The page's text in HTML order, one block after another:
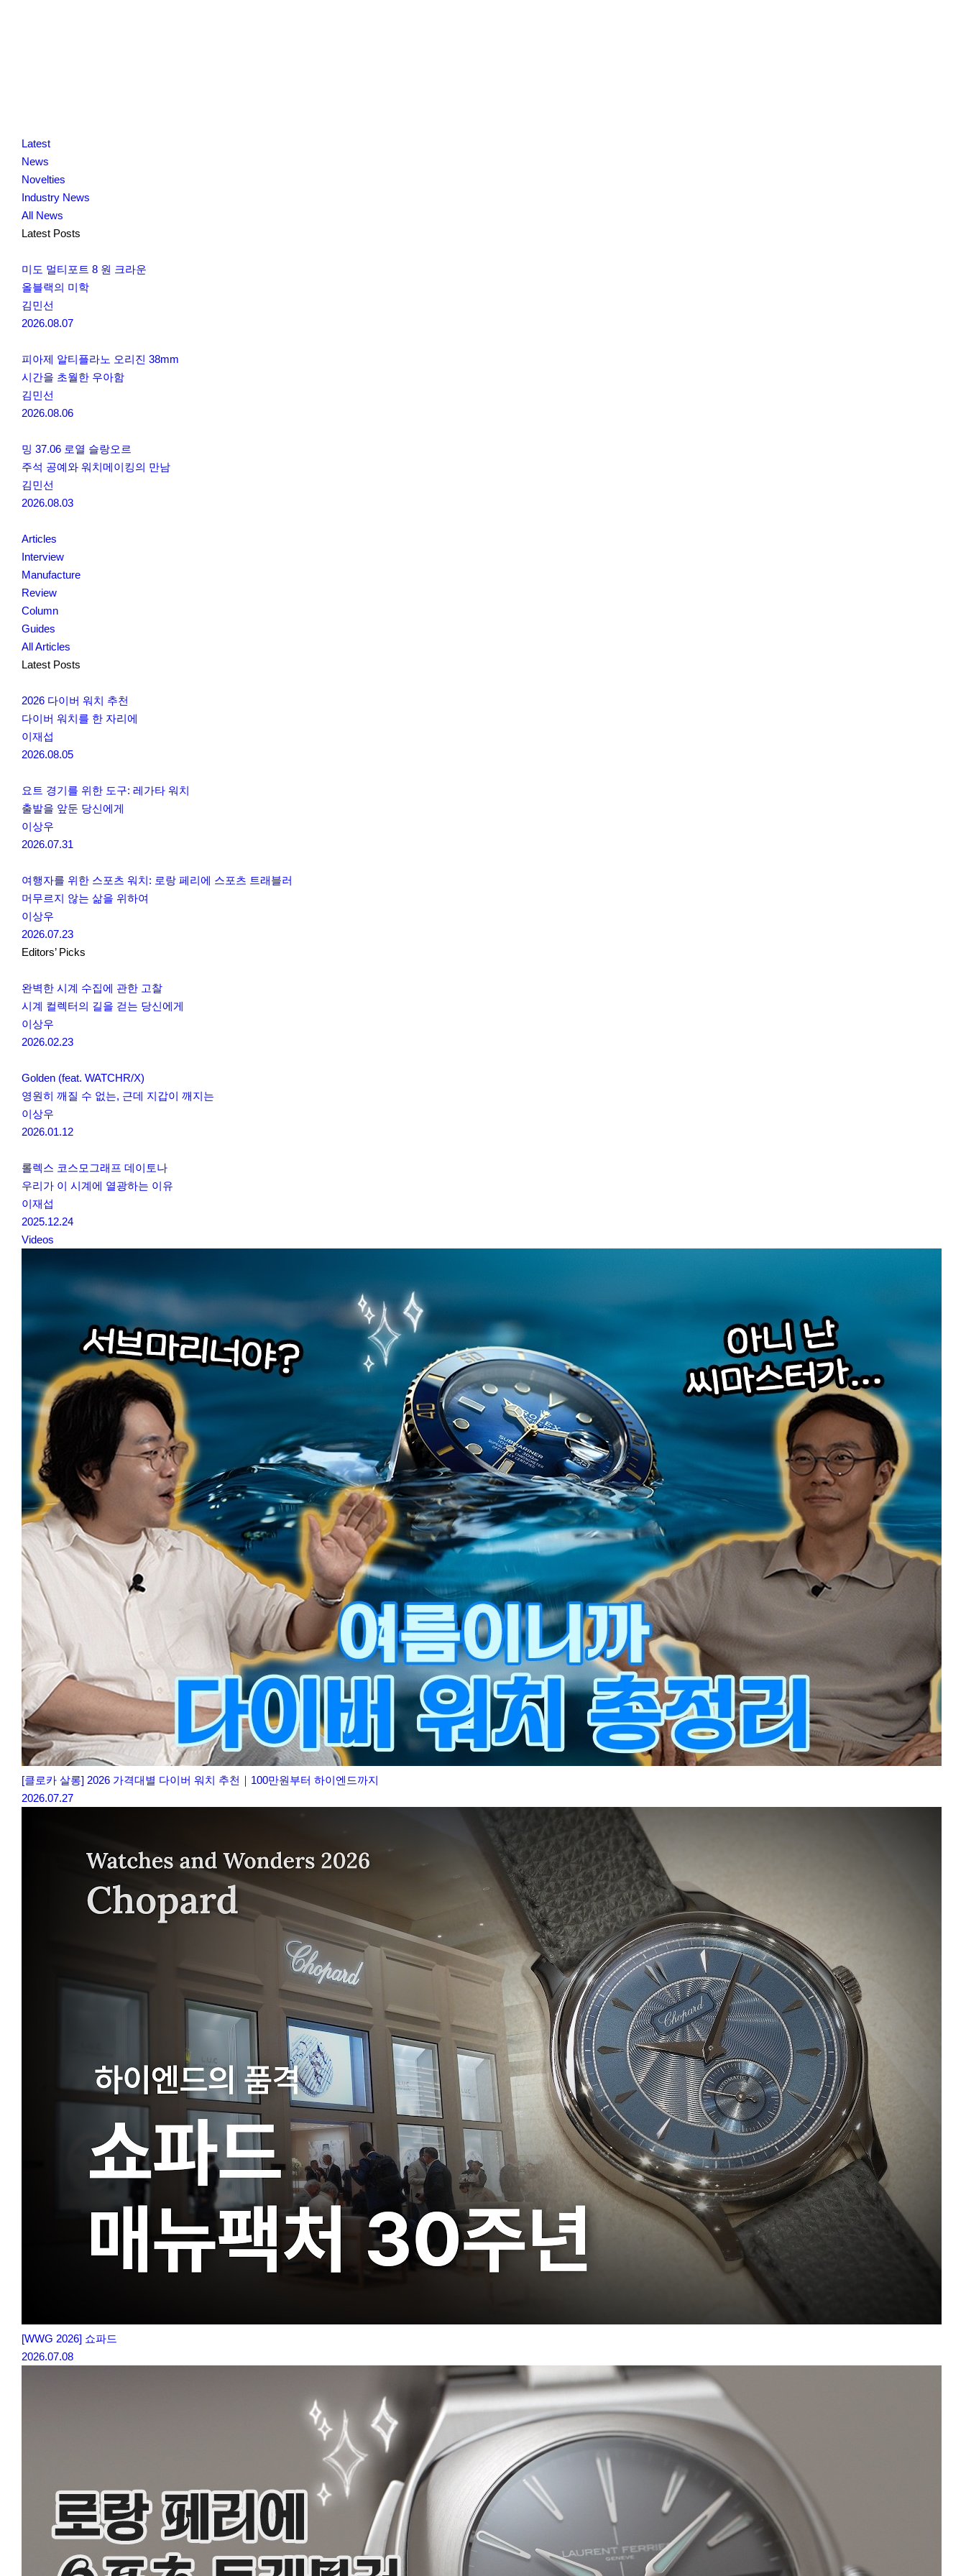
K
L
O
C
C
A
닫
기
K
L
O
C
C
A
Latest
News
Novelties
Industry News
All News
Latest Posts
미도 멀티포트 8 원 크라운
올블랙의 미학
김민선
2026.08.07
피아제 알티플라노 오리진 38mm
시간을 초월한 우아함
김민선
2026.08.06
밍 37.06 로열 슬랑오르
주석 공예와 워치메이킹의 만남
김민선
2026.08.03
Articles
Interview
Manufacture
Review
Column
Guides
All Articles
Latest Posts
2026 다이버 워치 추천
다이버 워치를 한 자리에
이재섭
2026.08.05
요트 경기를 위한 도구: 레가타 워치
출발을 앞둔 당신에게
이상우
2026.07.31
여행자를 위한 스포츠 워치: 로랑 페리에 스포츠 트래블러
머무르지 않는 삶을 위하여
이상우
2026.07.23
Editors’ Picks
완벽한 시계 수집에 관한 고찰
시계 컬렉터의 길을 걷는 당신에게
이상우
2026.02.23
Golden (feat. WATCHR/X)
영원히 깨질 수 없는, 근데 지갑이 깨지는
이상우
2026.01.12
롤렉스 코스모그래프 데이토나
우리가 이 시계에 열광하는 이유
이재섭
2025.12.24
Videos
[클로카 살롱] 2026 가격대별 다이버 워치 추천｜100만원부터 하이엔드까지
2026.07.27
[WWG 2026] 쇼파드
2026.07.08